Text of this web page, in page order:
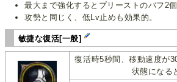
最大まで強化するとプリーストのバフ2
攻勢と同じく、低Lv止めも効果的。
敏捷な復活[一般]
復活時5秒間、移動速度が
状態になる